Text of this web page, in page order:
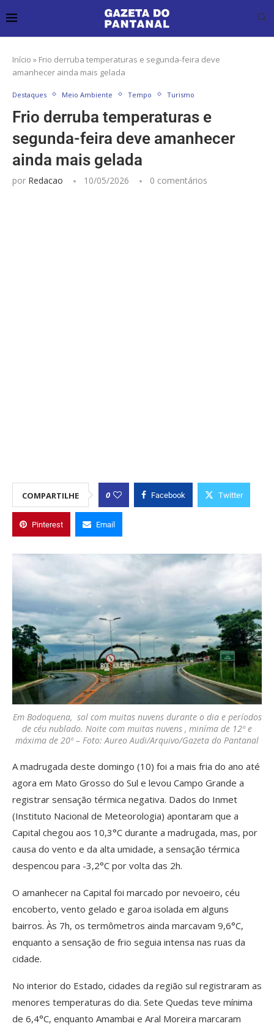
Início » Frio derruba temperaturas e segunda-feira deve
amanhecer ainda mais gelada
Destaques Meio Ambiente Tempo Turismo
Frio derruba temperaturas e
segunda-feira deve amanhecer
ainda mais gelada
por Redacao 10/05/2026 0 comentários
COMPARTILHE 0 Facebook Twitter
Pinterest Email
Em Bodoquena, sol com muitas nuvens durante o dia e períodos
de céu nublado. Noite com muitas nuvens , miníma de 12º e
máxima de 20º – Foto: Aureo Audi/Arquivo/Gazeta do Pantanal
A madrugada deste domingo (10) foi a mais fria do ano até
agora em Mato Grosso do Sul e levou Campo Grande a
registrar sensação térmica negativa. Dados do Inmet
(Instituto Nacional de Meteorologia) apontaram que a
Capital chegou aos 10,3°C durante a madrugada, mas, por
causa do vento e da alta umidade, a sensação térmica
despencou para -3,2°C por volta das 2h.
O amanhecer na Capital foi marcado por nevoeiro, céu
encoberto, vento gelado e garoa isolada em alguns
bairros. Às 7h, os termômetros ainda marcavam 9,6°C,
enquanto a sensação de frio seguia intensa nas ruas da
cidade.
No interior do Estado, cidades da região sul registraram as
menores temperaturas do dia. Sete Quedas teve mínima
de 6,4°C, enquanto Amambai e Aral Moreira marcaram